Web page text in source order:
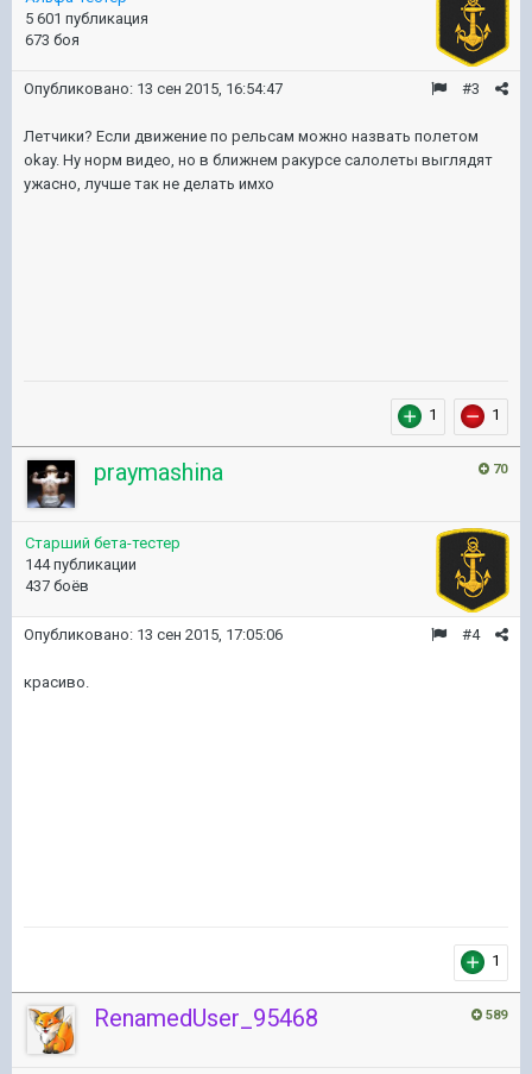
5 601 публикация
673 боя
#3
Опубликовано: 13 сен 2015, 16:54:47
Летчики? Если движение по рельсам можно назвать полетом
okay. Ну норм видео, но в ближнем ракурсе салолеты выглядят
ужасно, лучше так не делать имхо
1 1
70
praymashina
Старший бета-тестер
144 публикации
437 боёв
#4
Опубликовано: 13 сен 2015, 17:05:06
красиво.
1
589
RenamedUser_95468